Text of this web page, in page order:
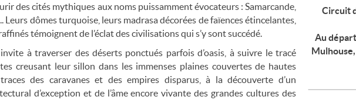
des cités mythiques aux noms puissamment évocateurs : Samarcande,
Leurs dômes turquoise, leurs madrasa décorées de faïences étincelantes,
témoignent de l’éclat des civilisations qui s’y sont succédé.
à traverser des déserts ponctués parfois d’oasis, à suivre le tracé
creusant leur sillon dans les immenses plaines couvertes de hautes
des caravanes et des empires disparus, à la découverte d’un
d’exception et de l’âme encore vivante des grandes cultures des
Circuit
Au